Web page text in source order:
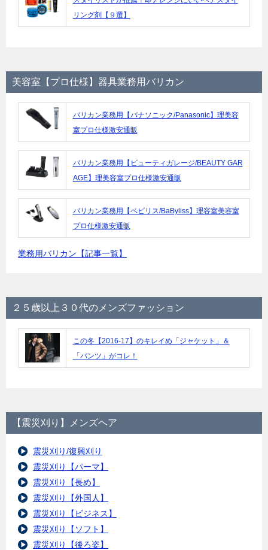
リング剤【９選】
美容室【プロ仕様】器具業務用バリカン
バリカン業務用【パナソニック/Panasonic】理美容
室プロ仕様激安通販
バリカン業務用【ビューティガレージ/BEAUTY GAR
AGE】理美容室プロ仕様激安通販
バリカン業務用【ベビリス/BaByliss】理容室美容室
プロ仕様激安通販
業務用バリカン【記事一覧】
２５歳以上３０代のメンズファッション
この冬【2016-17】のキレイめ「ジャケット」＆
「パンツ」がコレ！
【震災刈り】メンズヘア
震災刈り/復興刈り
震災刈り【パーマ】
震災刈り【長め】
震災刈り【外国人】
震災刈り【ビジネス】
震災刈り【ソフト】
震災刈り【後ろ姿】